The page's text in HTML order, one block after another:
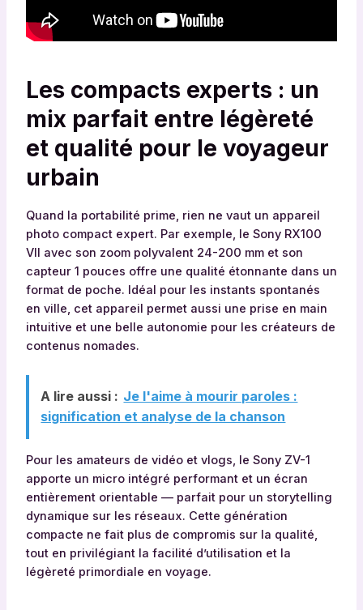
Les compacts experts : un
mix parfait entre légèreté
et qualité pour le voyageur
urbain
Quand la portabilité prime, rien ne vaut un appareil
photo compact expert. Par exemple, le Sony RX100
VII avec son zoom polyvalent 24-200 mm et son
capteur 1 pouces offre une qualité étonnante dans un
format de poche. Idéal pour les instants spontanés
en ville, cet appareil permet aussi une prise en main
intuitive et une belle autonomie pour les créateurs de
contenus nomades.
A lire aussi : Je l'aime à mourir paroles :
signification et analyse de la chanson
Pour les amateurs de vidéo et vlogs, le Sony ZV-1
apporte un micro intégré performant et un écran
entièrement orientable — parfait pour un storytelling
dynamique sur les réseaux. Cette génération
compacte ne fait plus de compromis sur la qualité,
tout en privilégiant la facilité d’utilisation et la
légèreté primordiale en voyage.